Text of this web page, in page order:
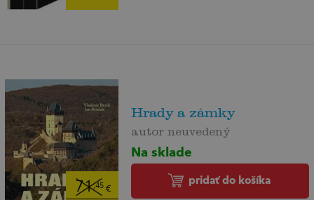
71,45€
Hrady a zámky
autor neuvedený
Na sklade
pridať do košíka